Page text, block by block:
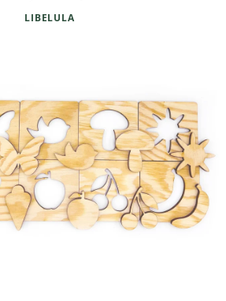
LIBELULA